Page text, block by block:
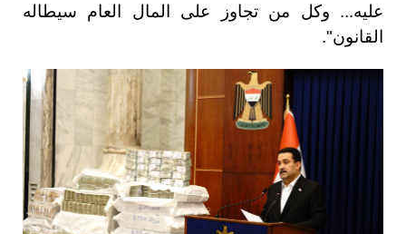
عليه... وكل من تجاوز على المال العام سيطاله
القانون".